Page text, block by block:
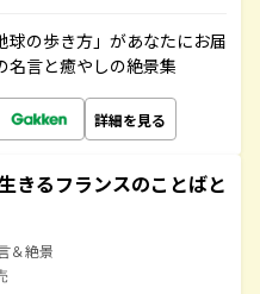
の歩き方」があなたにお届
名言と癒やしの絶景集
詳細を見る
きるフランスのことばと
＆絶景